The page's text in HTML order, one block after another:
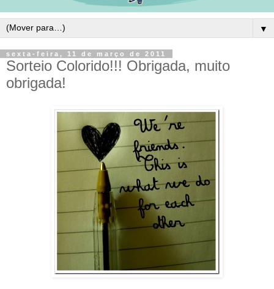
▼
sexta-feira, 11 de março de 2011
Sorteio Colorido!!! Obrigada, muito
obrigada!